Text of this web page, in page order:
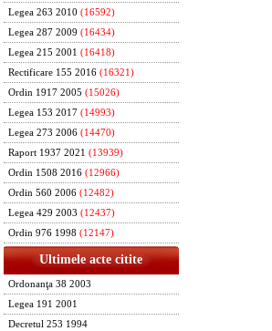
Legea 263 2010 (16592)
Legea 287 2009 (16434)
Legea 215 2001 (16418)
Rectificare 155 2016 (16321)
Ordin 1917 2005 (15026)
Legea 153 2017 (14993)
Legea 273 2006 (14470)
Raport 1937 2021 (13939)
Ordin 1508 2016 (12966)
Ordin 560 2006 (12482)
Legea 429 2003 (12437)
Ordin 976 1998 (12147)
Ultimele acte citite
Ordonanţa 38 2003
Legea 191 2001
Decretul 253 1994